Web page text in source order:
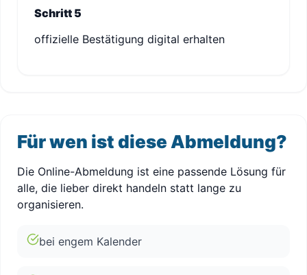
Schritt 5
offizielle Bestätigung digital erhalten
Für wen ist diese Abmeldung?
Die Online-Abmeldung ist eine passende Lösung für
alle, die lieber direkt handeln statt lange zu
organisieren.
bei engem Kalender